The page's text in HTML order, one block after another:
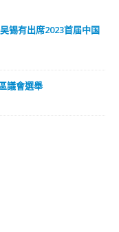
锡有出席2023首届中国